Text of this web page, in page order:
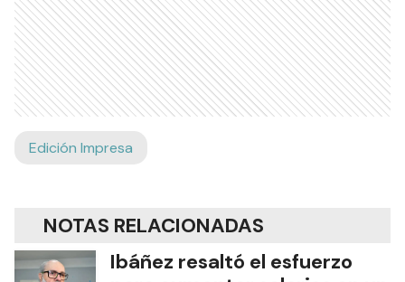
Edición Impresa
NOTAS RELACIONADAS
Ibáñez resaltó el esfuerzo